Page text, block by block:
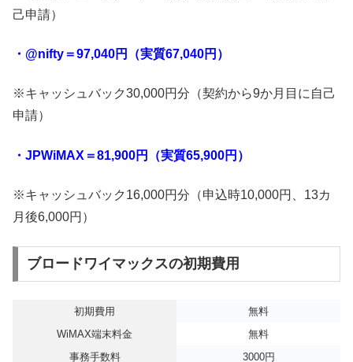
己申請）
・@nifty＝97,040円（実質67,040円）
※キャッシュバック30,000円分（契約から9か月目に自己
申請）
・JPWiMAX＝81,900円（実質65,900円）
※キャッシュバック16,000円分（申込時10,000円、13カ
月後6,000円）
ブロードワイマックスの初期費用
初期費用
無料
WiMAX端末料金
無料
事務手数料
3000円